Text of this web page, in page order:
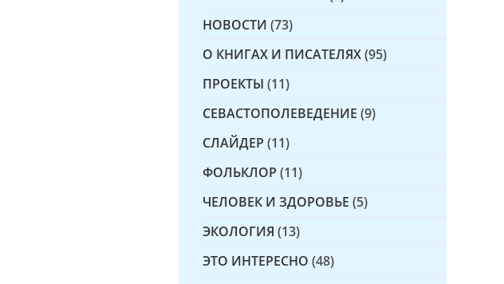
НОВОСТИ (73)
О КНИГАХ И ПИСАТЕЛЯХ(95)
ПРОЕКТЫ (11)
СЕВАСТОПОЛЕВЕДЕНИЕ (9)
СЛАЙДЕР (11)
ФОЛЬКЛОР (11)
ЧЕЛОВЕК И ЗДОРОВЬЕ (5)
ЭКОЛОГИЯ (13)
ЭТО ИНТЕРЕСНО (48)